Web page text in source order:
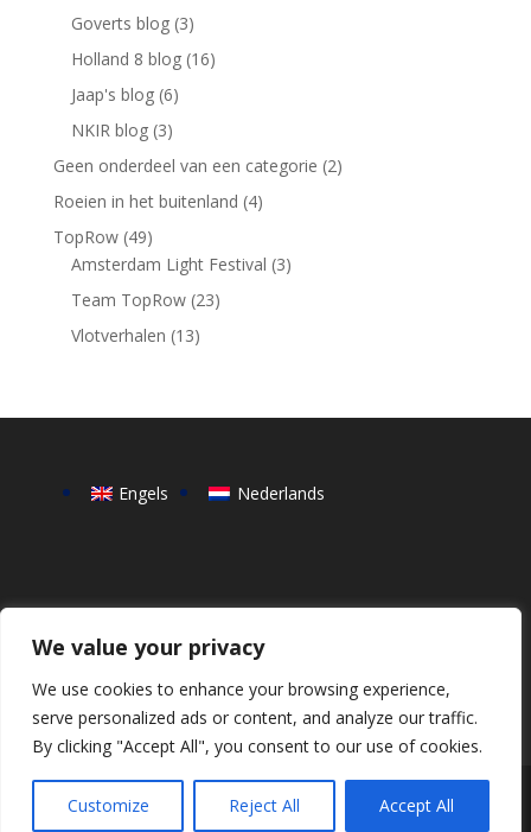
We value your privacy
We use cookies to enhance your browsing experience,
serve personalized ads or content, and analyze our traffic.
By clicking "Accept All", you consent to our use of cookies.
Customize Reject All Accept All
Goverts blog(3)
Holland 8 blog(16)
Jaap's blog(6)
NKIR blog(3)
Geen onderdeel van een categorie (2)
Roeien in het buitenland (4)
TopRow(49)
Amsterdam Light Festival (3)
Team TopRow(23)
Vlotverhalen (13)
Engels Nederlands
Copyright © 2023 TopRow BV, Weesperzijde 1094,
1097 DS Amsterdam, The Netherlands